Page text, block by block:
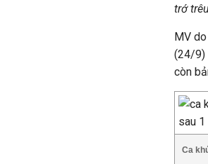
trớ
MV
(24/9)
còn
Ca